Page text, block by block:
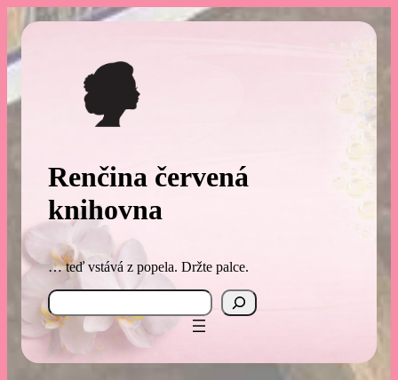
Přeskočit
obsah
Renčina červená
knihovna
… teď vstává z popela. Držte palce.
Search